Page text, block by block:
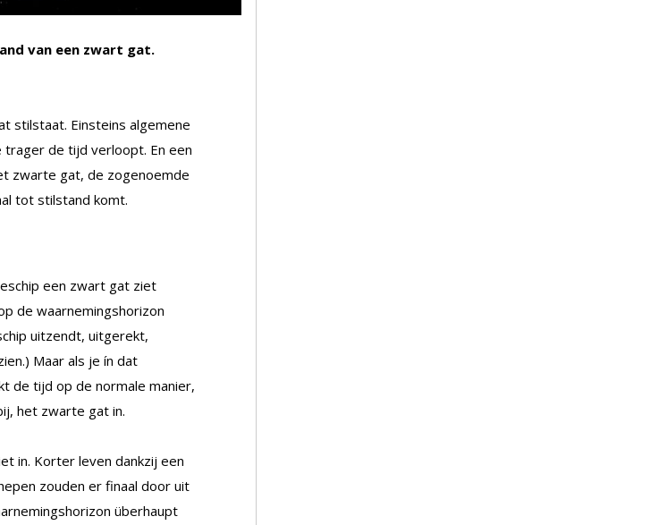
van een zwart gat.
stilstaat. Einsteins algemene
de tijd verloopt. En een
zwarte gat, de zogenoemde
tot stilstand komt.
een zwart gat ziet
de waarnemingshorizon
uitzendt, uitgerekt,
Maar als je ín dat
de tijd op de normale manier,
het zwarte gat in.
in. Korter leven dankzij een
zouden er finaal door uit
überhaupt